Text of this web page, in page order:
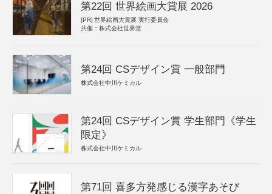
第22回 世界絵画大賞展 2026
[PR] 世界絵画大賞展 実行委員会
共催：株式会社世界堂
第24回 CSデザイン賞 一般部門
株式会社中川ケミカル
第24回 CSデザイン賞 学生部門《学生
限定》
株式会社中川ケミカル
第71回 喜多方発感じる漢字あそび